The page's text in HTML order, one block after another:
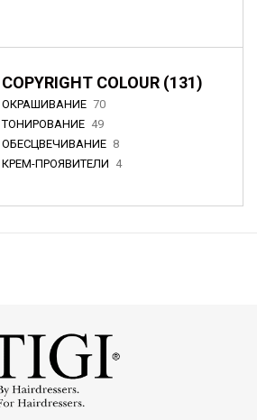
COPYRIGHT COLOUR (131)
ОКРАШИВАНИЕ 70
ТОНИРОВАНИЕ 49
ОБЕСЦВЕЧИВАНИЕ 8
КРЕМ-ПРОЯВИТЕЛИ 4